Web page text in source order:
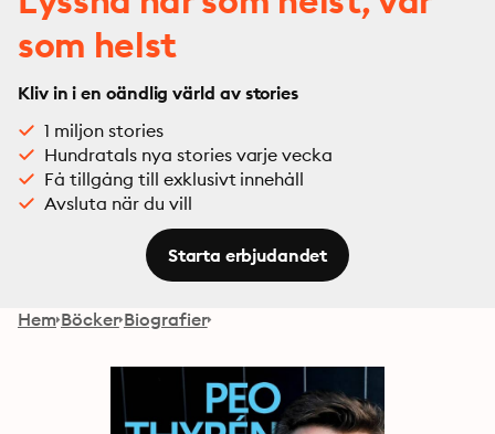
som helst
Kliv in i en oändlig värld av stories
1 miljon stories
Hundratals nya stories varje vecka
Få tillgång till exklusivt innehåll
Avsluta när du vill
Starta erbjudandet
Hem Böcker Biografier